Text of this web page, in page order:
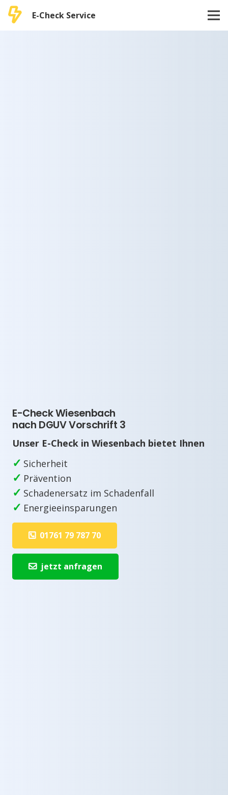
E-Check Service
E-Check Wiesenbach
nach DGUV Vorschrift 3
Unser E-Check in Wiesenbach bietet Ihnen
✓ Sicherheit
✓ Prävention
✓ Schadenersatz im Schadenfall
✓ Energieeinsparungen
01761 79 787 70
jetzt anfragen